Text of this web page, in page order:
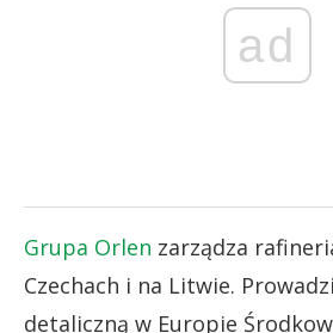
ad
Grupa Orlen zarządza
Czechach i na Litwie.
detaliczną w Europie